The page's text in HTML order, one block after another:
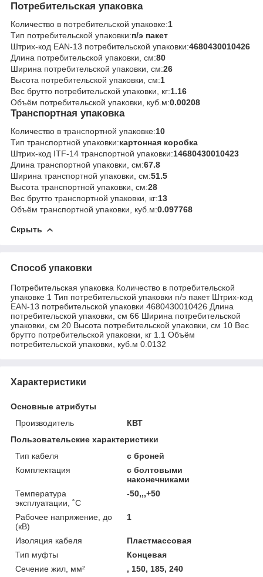
Потребительская упаковка
Количество в потребительской упаковке:1
Тип потребительской упаковки:п/э пакет
Штрих-код EAN-13 потребительской упаковки:4680430010426
Длина потребительской упаковки, см:80
Ширина потребительской упаковки, см:26
Высота потребительской упаковки, см:1
Вес брутто потребительской упаковки, кг:1.16
Объём потребительской упаковки, куб.м:0.00208
Транспортная упаковка
Количество в транспортной упаковке:10
Тип транспортной упаковки:картонная коробка
Штрих-код ITF-14 транспортной упаковки:14680430010423
Длина транспортной упаковки, см:67.8
Ширина транспортной упаковки, см:51.5
Высота транспортной упаковки, см:28
Вес брутто транспортной упаковки, кг:13
Объём транспортной упаковки, куб.м:0.097768
Скрыть
Способ упаковки
Потребительская упаковка Количество в потребительской
упаковке 1 Тип потребительской упаковки п/э пакет Штрих-код
EAN-13 потребительской упаковки 4680430010426 Длина
потребительской упаковки, см 66 Ширина потребительской
упаковки, см 20 Высота потребительской упаковки, см 10 Вес
брутто потребительской упаковки, кг 1.1 Объём
потребительской упаковки, куб.м 0.0132
Характеристики
Основные атрибуты
Производитель
КВТ
Пользовательские характеристики
Тип кабеля
с броней
Комплектация
с болтовыми
наконечниками
Температура
эксплуатации, ˚С
-50,,,+50
Рабочее напряжение, до
(кВ)
1
Изоляция кабеля
Пластмассовая
Тип муфты
Концевая
Сечение жил, мм²
, 150, 185, 240